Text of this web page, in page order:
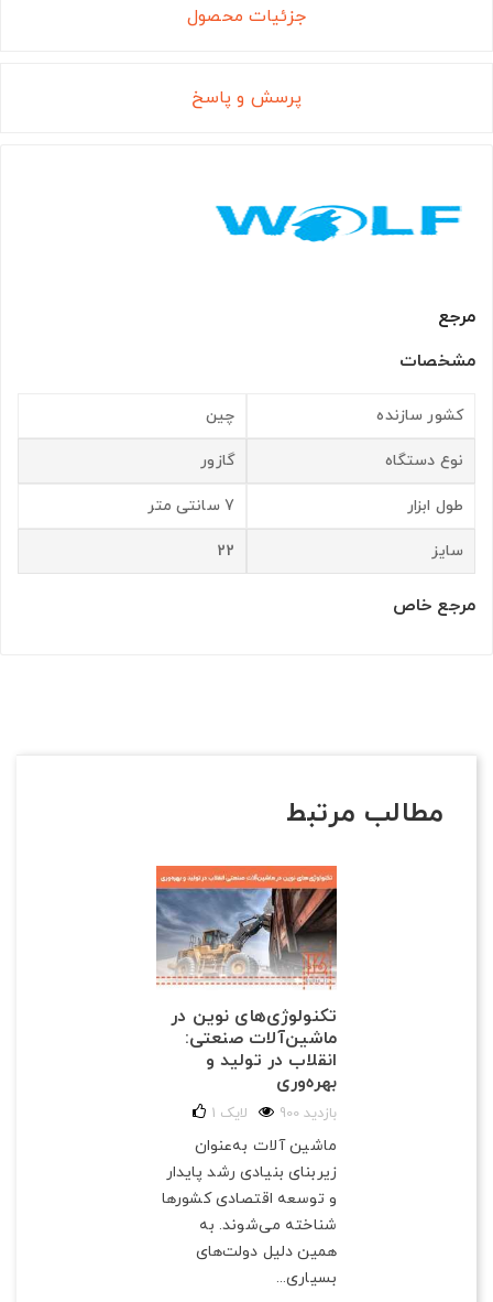
جزئیات محصول
پرسش و پاسخ
مرجع
مشخصات
کشور سازنده چین
نوع دستگاه گازور
طول ابزار 7 سانتی متر
سایز 22
مرجع خاص
مطالب مرتبط
تکنولوژی‌های نوین در
ماشین‌آلات صنعتی:
انقلاب در تولید و
بهره‌وری
900 بازدید 1 لایک
ماشین آلات به‌عنوان
زیربنای بنیادی رشد پایدار
و توسعه اقتصادی کشورها
شناخته می‌شوند. به
همین دلیل دولت‌های
بسیاری...